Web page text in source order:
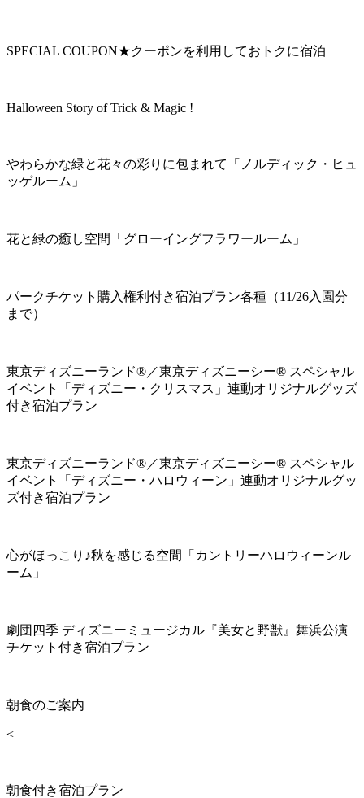
SPECIAL COUPON★クーポンを利用しておトクに宿泊
Halloween Story of Trick & Magic !
やわらかな緑と花々の彩りに包まれて「ノルディック・ヒュ
ッゲルーム」
花と緑の癒し空間「グローイングフラワールーム」
パークチケット購入権利付き宿泊プラン各種（11/26入園分
まで）
東京ディズニーランド®／東京ディズニーシー® スペシャル
イベント「ディズニー・クリスマス」連動オリジナルグッズ
付き宿泊プラン
東京ディズニーランド®／東京ディズニーシー® スペシャル
イベント「ディズニー・ハロウィーン」連動オリジナルグッ
ズ付き宿泊プラン
心がほっこり♪秋を感じる空間「カントリーハロウィーンル
ーム」
劇団四季 ディズニーミュージカル『美女と野獣』舞浜公演
チケット付き宿泊プラン
朝食のご案内
<
朝食付き宿泊プラン